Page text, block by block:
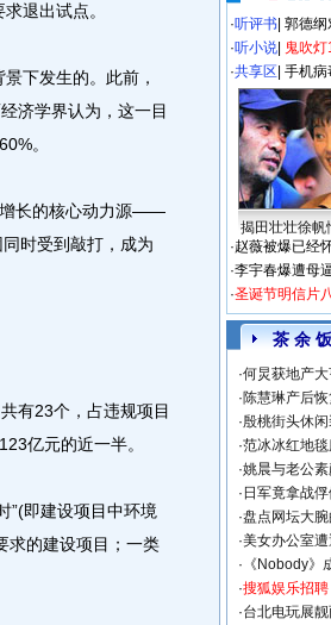
退出试点。
下发生的。此前，
济学界认为，这一目
。
长的核心动力源——
时受到敲打，成为
有23个，占违规项目
亿元的近一半。
即建设项目中环境
求的建设项目；一类
·听评书 郭德纲
·听小说 鬼吹
·共享区 手机病
揭田壮壮徐帆
·赵薇被爆已经
·李宇春爆遭母
·圣诞节明信片
茶 余
·何炅获地产
·陈慧琳产后
·殷桃街头休
·范冰冰红地
·姚晨与老公
· 日军竟拿战
·盘点网坛大
·美女办公室
· 《Nobody》
·搜狐娱乐招聘
·台北电玩展